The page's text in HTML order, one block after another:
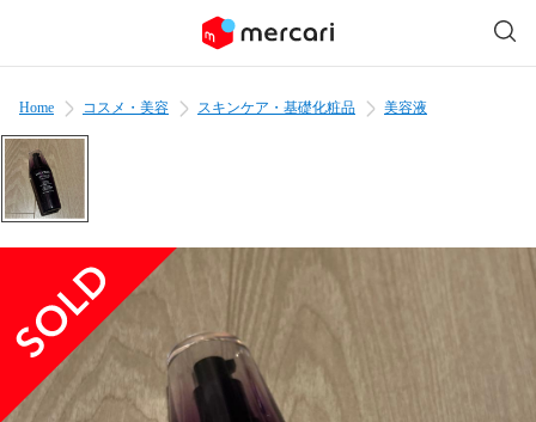
Home コスメ・美容 スキンケア・基礎化粧品 美容液